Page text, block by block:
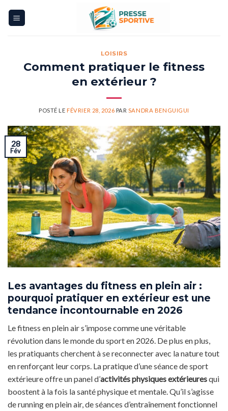
LOISIRS
Comment pratiquer le fitness
en extérieur ?
POSTÉ LEFÉVRIER 28, 2026 PAR SANDRA BENGUIGUI
28
Fév
Les avantages du fitness en plein air :
pourquoi pratiquer en extérieur est une
tendance incontournable en 2026
Le fitness en plein air s’impose comme une véritable
révolution dans le monde du sport en 2026. De plus en plus,
les pratiquants cherchent à se reconnecter avec la nature tout
en renforçant leur corps. La pratique d’une séance de sport
extérieure offre un panel d’activités physiques extérieuresqui
boostent à la fois la santé physique et mentale. Qu’il s’agisse
de running en plein air, de séances d’entraînement fonctionnel